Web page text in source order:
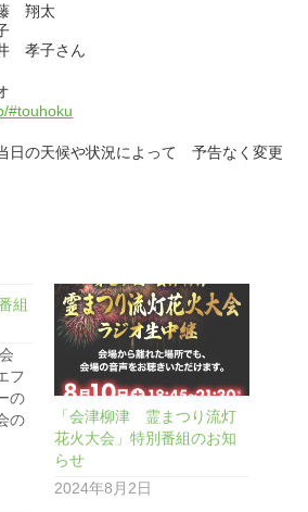
齋藤 翔太
孝子さん
#touhoku
日の天候や状況によって 予告なく変更
組
フ
の
の
「会津柳津 霊まつり流灯
花火大会」特別番組のお知
らせ
2024年8月2日